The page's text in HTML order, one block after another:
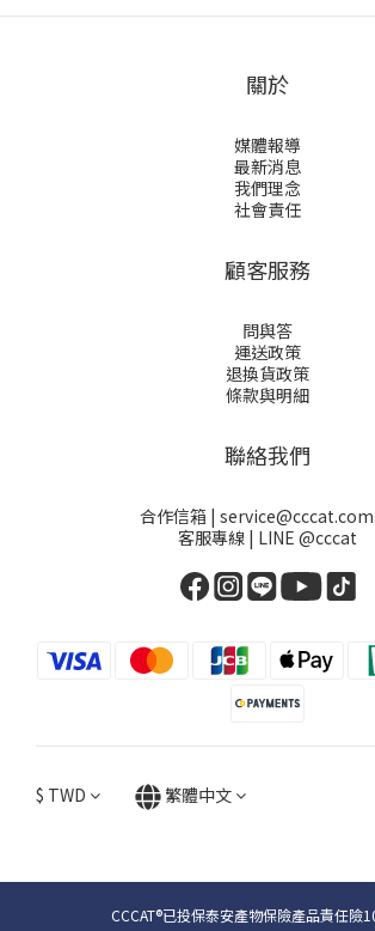
關於
媒體報導
最新消息
我們理念
社會責任
顧客服務
問與答
運送政策
退換貨政策
條款與明細
聯絡我們
合作信箱 |
客服專線 | LINE @cccat
$ TWD 繁體中文
CCCAT®已投保泰安產物保險產品責任險